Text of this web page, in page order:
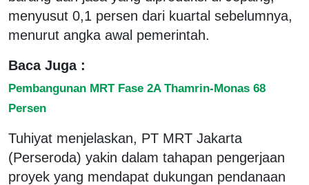
menyusut 0,1 persen dari kuartal sebelumnya,
menurut angka awal pemerintah.
Baca Juga :
Pembangunan MRT Fase 2A Thamrin-Monas 68
Persen
Tuhiyat menjelaskan, PT MRT Jakarta
(Perseroda) yakin dalam tahapan pengerjaan
proyek yang mendapat dukungan pendanaan